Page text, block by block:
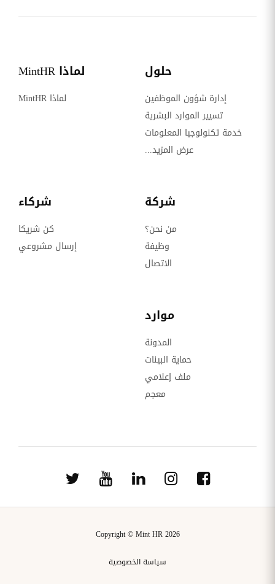
حلول
إدارة شؤون الموظفين
تسيير الموارد البشرية
خدمة تكنولوجيا المعلومات
عرض المزيد...
لماذا MintHR
لماذا MintHR
شركة
من نحن؟
وظيفة
الاتصال
شركاء
كن شريكا
إرسال مشروعي
موارد
المدونة
حماية البينات
ملف إعلامي
معجم
Copyright © Mint HR 2026
سياسة الخصوصية